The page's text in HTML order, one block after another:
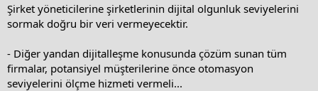
Şirket yöneticilerine şirketlerinin dijital olgunluk seviyelerini
sormak doğru bir veri vermeyecektir.
- Diğer yandan dijitalleşme konusunda çözüm sunan tüm
firmalar, potansiyel müşterilerine önce otomasyon
seviyelerini ölçme hizmeti vermeli...